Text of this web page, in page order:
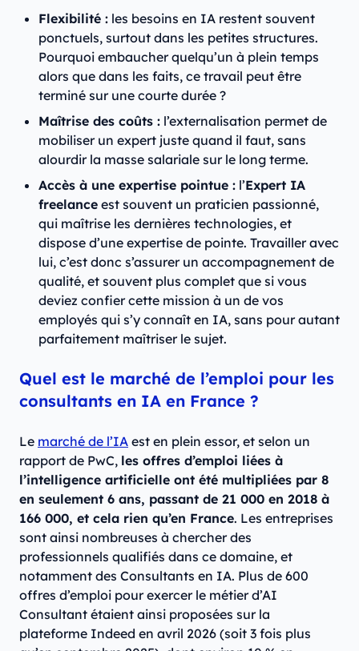
Flexibilité : les besoins en IA restent souvent
ponctuels, surtout dans les petites structures.
Pourquoi embaucher quelqu’un à plein temps
alors que dans les faits, ce travail peut être
terminé sur une courte durée ?
Maîtrise des coûts : l’externalisation permet de
mobiliser un expert juste quand il faut, sans
alourdir la masse salariale sur le long terme.
Accès à une expertise pointue : l’Expert IA
freelance est souvent un praticien passionné,
qui maîtrise les dernières technologies, et
dispose d’une expertise de pointe. Travailler avec
lui, c’est donc s’assurer un accompagnement de
qualité, et souvent plus complet que si vous
deviez confier cette mission à un de vos
employés qui s’y connaît en IA, sans pour autant
parfaitement maîtriser le sujet.
Quel est le marché de l’emploi pour les
consultants en IA en France ?
Le marché de l’IA est en plein essor, et selon un
rapport de PwC, les offres d’emploi liées à
l’intelligence artificielle ont été multipliées par 8
en seulement 6 ans, passant de 21 000 en 2018 à
166 000, et cela rien qu’en France. Les entreprises
sont ainsi nombreuses à chercher des
professionnels qualifiés dans ce domaine, et
notamment des Consultants en IA. Plus de 600
offres d’emploi pour exercer le métier d’AI
Consultant étaient ainsi proposées sur la
plateforme Indeed en avril 2026 (soit 3 fois plus